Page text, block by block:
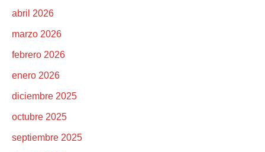
abril 2026
marzo 2026
febrero 2026
enero 2026
diciembre 2025
octubre 2025
septiembre 2025